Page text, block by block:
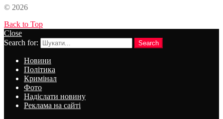
© 2026
Back to Top
Close
Search for:
Search
Новини
Політика
Кримінал
Фото
Надіслати новину
Реклама на сайті